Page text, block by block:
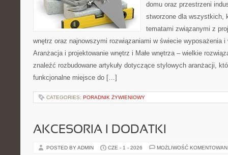
domu oraz przestrzeni
stworzone dla wszystkich,
tematami związanymi z
wnętrz oraz najnowszymi rozwiązaniami w świecie wyposażenia
Aranżacja i projektowanie wnętrz i Małe wnętrza – wielkie
znaleźć rozbudowane artykuły dotyczące stylowych aranżacji,
funkcjonalne miejsce do […]
CATEGORIES: PORADNIK ŻYWIENIOWY
AKCESORIA I DODATKI
POSTED BY ADMIN CZE - 1 - 2026 MOŻLIWOŚĆ